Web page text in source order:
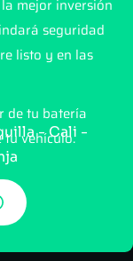
mejor inversión
seguridad
listo y en las
de tu batería
vehículo.
- Cali -